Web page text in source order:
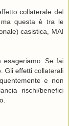
collaterale del
ma questa è tra le
casistica, MAI
esageriamo. Se fai
Gli effetti collaterali
e non
rischi/benefici